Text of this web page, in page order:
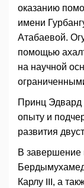
оказанию
имени
Атабаевой.
помощью
на научной
Принц Эдвард
опыту и
развития
В завершение
Карлу III, а